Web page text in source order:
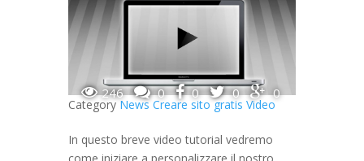
246 0 0 0 0
CategoryNews Creare sito gratis Video
In questo breve video tutorial vedremo